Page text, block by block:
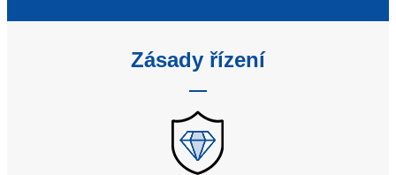
Zásady řízení